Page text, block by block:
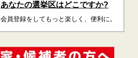
あなたの選挙区はどこですか?
会員登録をしてもっと楽しく、便利に。